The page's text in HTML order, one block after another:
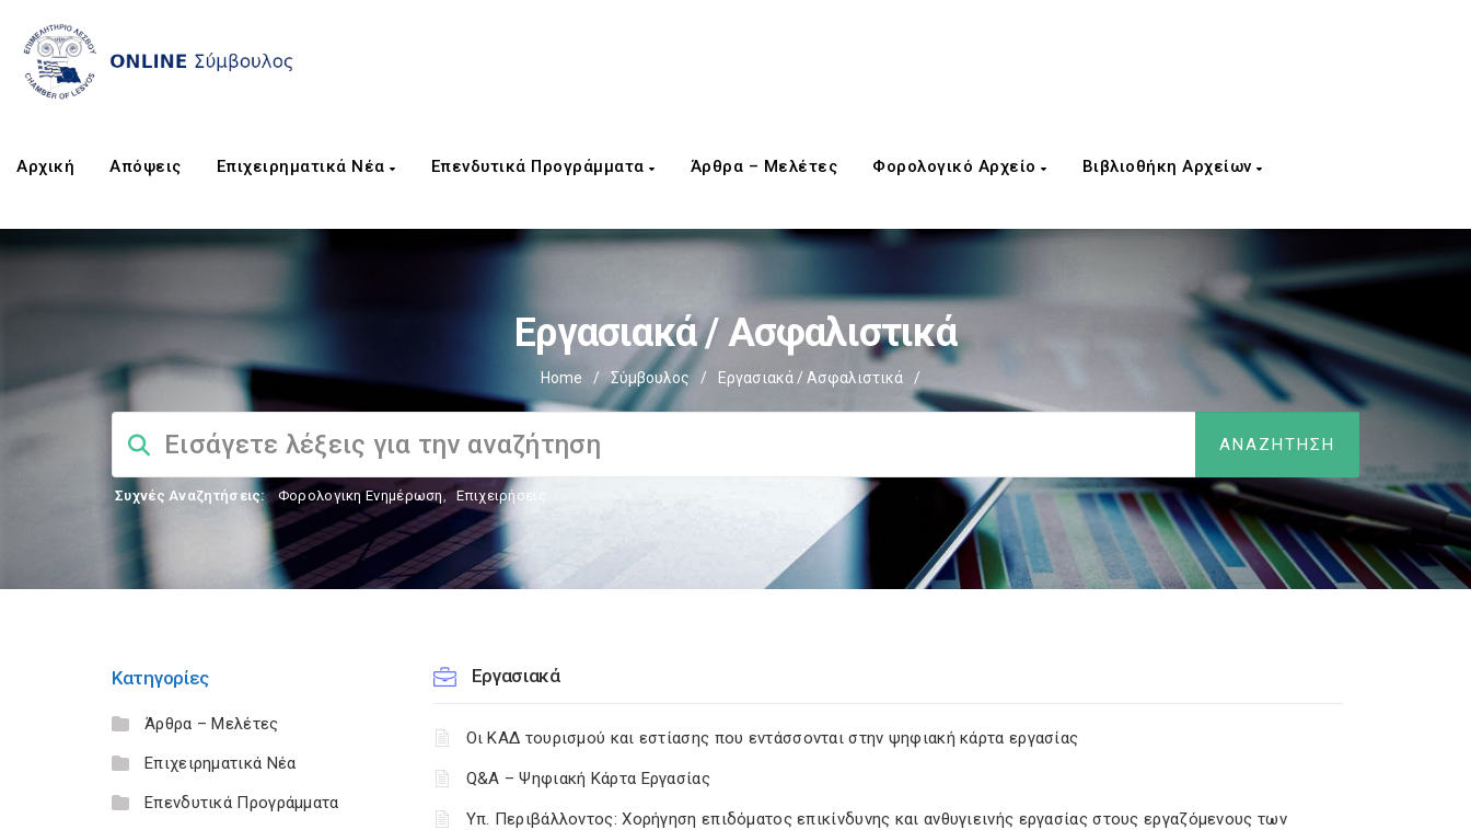
Αρχική Απόψεις Επιχειρηματικά Νέα Επενδυτικά Προγράμματα Άρθρα – Μελέτες Φορολογικό Αρχείο Βιβλιοθήκη Αρχείων
Εργασιακά / Ασφαλιστικά
Home / Σύμβουλος / Εργασιακά / Ασφαλιστικά /
Συχνές Αναζητήσεις: Φορολογικη Ενημέρωση, Επιχειρήσεις
Κατηγορίες
Άρθρα – Μελέτες
Επιχειρηματικά Νέα
Επενδυτικά Προγράμματα
Εργασιακά
Οι ΚΑΔ τουρισμού και εστίασης που εντάσσονται στην ψηφιακή κάρτα εργασίας
Q&A – Ψηφιακή Κάρτα Εργασίας
Υπ. Περιβάλλοντος: Χορήγηση επιδόματος επικίνδυνης και ανθυγιεινής εργασίας στους εργαζόμενους των